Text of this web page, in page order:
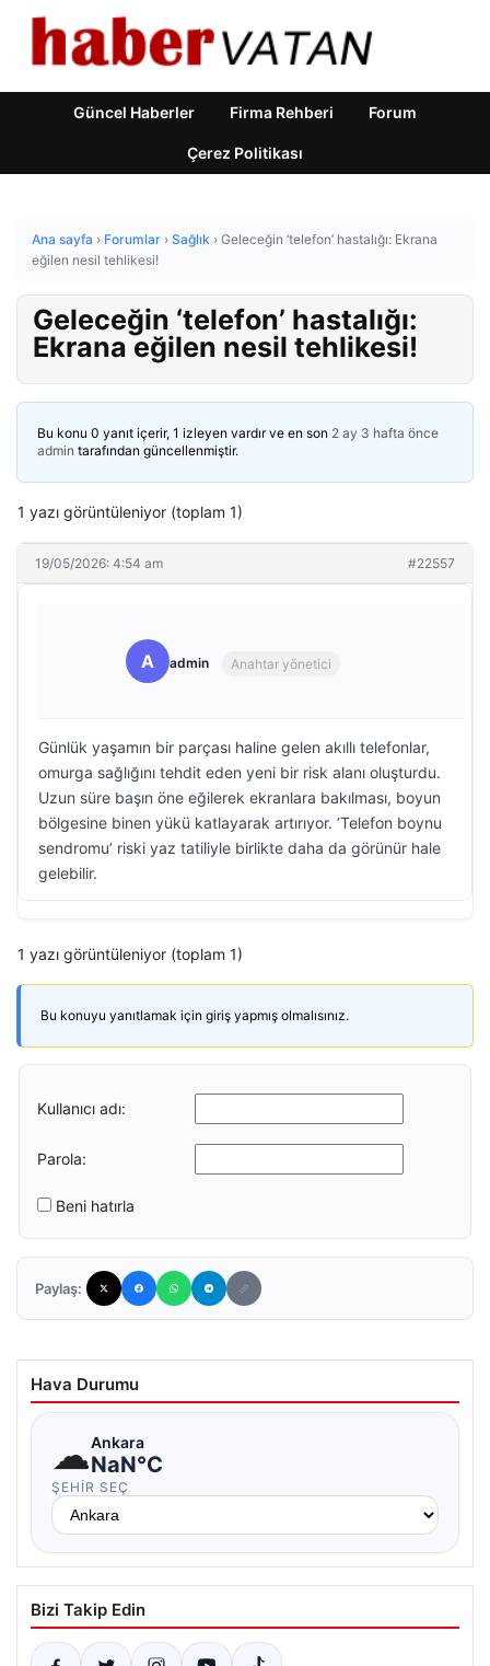
Güncel Haberler Firma Rehberi Forum
Çerez Politikası
Ana sayfa › Forumlar › Sağlık › Geleceğin ‘telefon’ hastalığı: Ekrana
eğilen nesil tehlikesi!
Geleceğin ‘telefon’ hastalığı:
Ekrana eğilen nesil tehlikesi!
Bu konu 0 yanıt içerir, 1 izleyen vardır ve en son 2 ay 3 hafta önce
admin tarafından güncellenmiştir.
1 yazı görüntüleniyor (toplam 1)
19/05/2026: 4:54 am #22557
A admin Anahtar yönetici
Günlük yaşamın bir parçası haline gelen akıllı telefonlar,
omurga sağlığını tehdit eden yeni bir risk alanı oluşturdu.
Uzun süre başın öne eğilerek ekranlara bakılması, boyun
bölgesine binen yükü katlayarak artırıyor. ‘Telefon boynu
sendromu’ riski yaz tatiliyle birlikte daha da görünür hale
gelebilir.
1 yazı görüntüleniyor (toplam 1)
Bu konuyu yanıtlamak için giriş yapmış olmalısınız.
Kullanıcı adı:
Parola:
Beni hatırla
Paylaş:
Hava Durumu
☁Ankara
NaN°C
ŞEHIR SEÇ
Bizi Takip Edin